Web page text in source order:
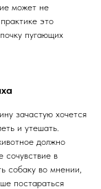
может не
это
пугающих
зачастую хочется
и утешать.
должно
сочувствие в
собаку во мнении,
постараться